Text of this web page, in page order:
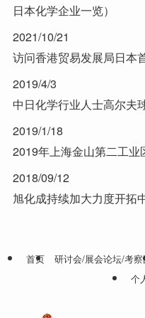
日本化学企业一览）
2021/10/21
访问香港贸易发展局日本
2019/4/3
中日化学行业人士高尔夫
2019/1/18
2019年上海金山第二工业
2018/09/12
旭化成持续加大力度开拓
首页 研讨会/展会论坛/考察
个